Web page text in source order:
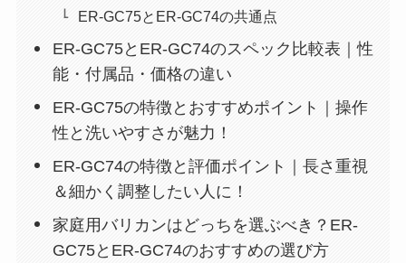
ER-GC75とER-GC74の共通点
ER-GC75とER-GC74のスペック比較表｜性
能・付属品・価格の違い
ER-GC75の特徴とおすすめポイント｜操作
性と洗いやすさが魅力！
ER-GC74の特徴と評価ポイント｜長さ重視
＆細かく調整したい人に！
家庭用バリカンはどっちを選ぶべき？ER-
GC75とER-GC74のおすすめの選び方